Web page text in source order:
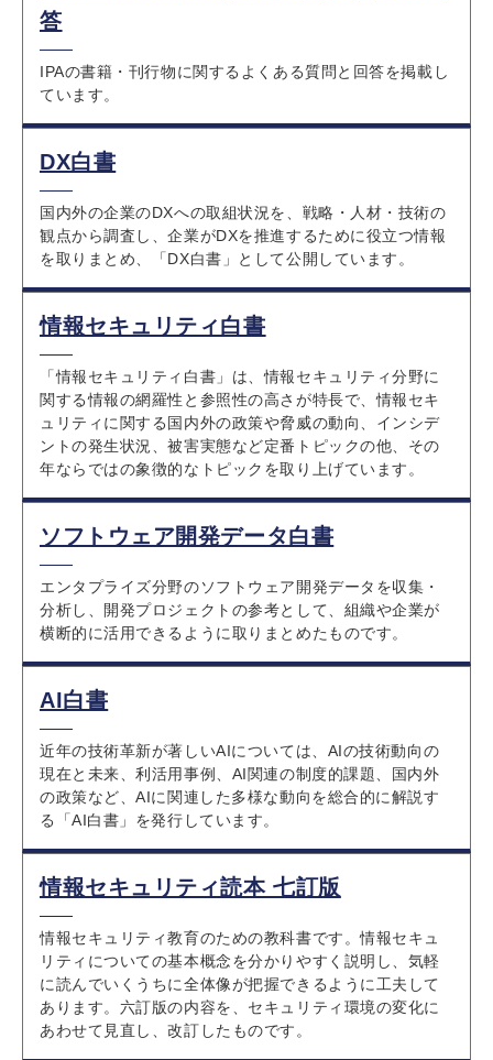
答
IPAの書籍・刊行物に関するよくある質問と回答を掲載し
ています。
DX白書
国内外の企業のDXへの取組状況を、戦略・人材・技術の
観点から調査し、企業がDXを推進するために役立つ情報
を取りまとめ、「DX白書」として公開しています。
情報セキュリティ白書
「情報セキュリティ白書」は、情報セキュリティ分野に
関する情報の網羅性と参照性の高さが特長で、情報セキ
ュリティに関する国内外の政策や脅威の動向、インシデ
ントの発生状況、被害実態など定番トピックの他、その
年ならではの象徴的なトピックを取り上げています。
ソフトウェア開発データ白書
エンタプライズ分野のソフトウェア開発データを収集・
分析し、開発プロジェクトの参考として、組織や企業が
横断的に活用できるように取りまとめたものです。
AI白書
近年の技術革新が著しいAIについては、AIの技術動向の
現在と未来、利活用事例、AI関連の制度的課題、国内外
の政策など、AIに関連した多様な動向を総合的に解説す
る「AI白書」を発行しています。
情報セキュリティ読本 七訂版
情報セキュリティ教育のための教科書です。情報セキュ
リティについての基本概念を分かりやすく説明し、気軽
に読んでいくうちに全体像が把握できるように工夫して
あります。六訂版の内容を、セキュリティ環境の変化に
あわせて見直し、改訂したものです。